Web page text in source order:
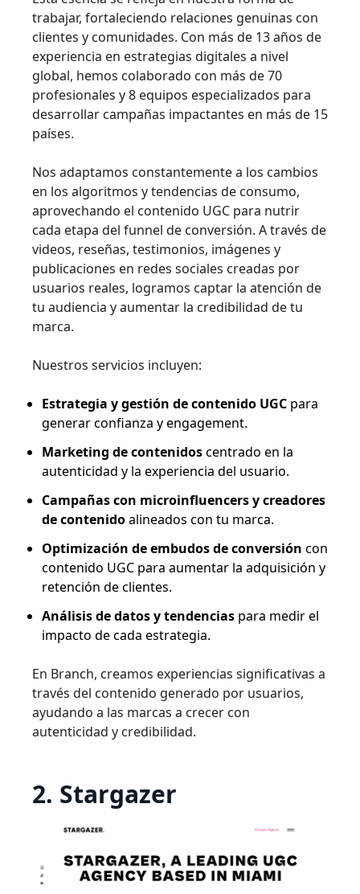
trabajar, fortaleciendo relaciones genuinas con
clientes y comunidades. Con más de 13 años de
experiencia en estrategias digitales a nivel
global, hemos colaborado con más de 70
profesionales y 8 equipos especializados para
desarrollar campañas impactantes en más de 15
países.
Nos adaptamos constantemente a los cambios
en los algoritmos y tendencias de consumo,
aprovechando el contenido UGC para nutrir
cada etapa del funnel de conversión. A través de
videos, reseñas, testimonios, imágenes y
publicaciones en redes sociales creadas por
usuarios reales, logramos captar la atención de
tu audiencia y aumentar la credibilidad de tu
marca.
Nuestros servicios incluyen:
Estrategia y gestión de contenido UGC para
generar confianza y engagement.
Marketing de contenidoscentrado en la
autenticidad y la experiencia del usuario.
Campañas con microinfluencers y creadores
de contenidoalineados con tu marca.
Optimización de embudos de conversión con
contenido UGC para aumentar la adquisición y
retención de clientes.
Análisis de datos y tendencias para medir el
impacto de cada estrategia.
En Branch, creamos experiencias significativas a
través del contenido generado por usuarios,
ayudando a las marcas a crecer con
autenticidad y credibilidad.
2. Stargazer